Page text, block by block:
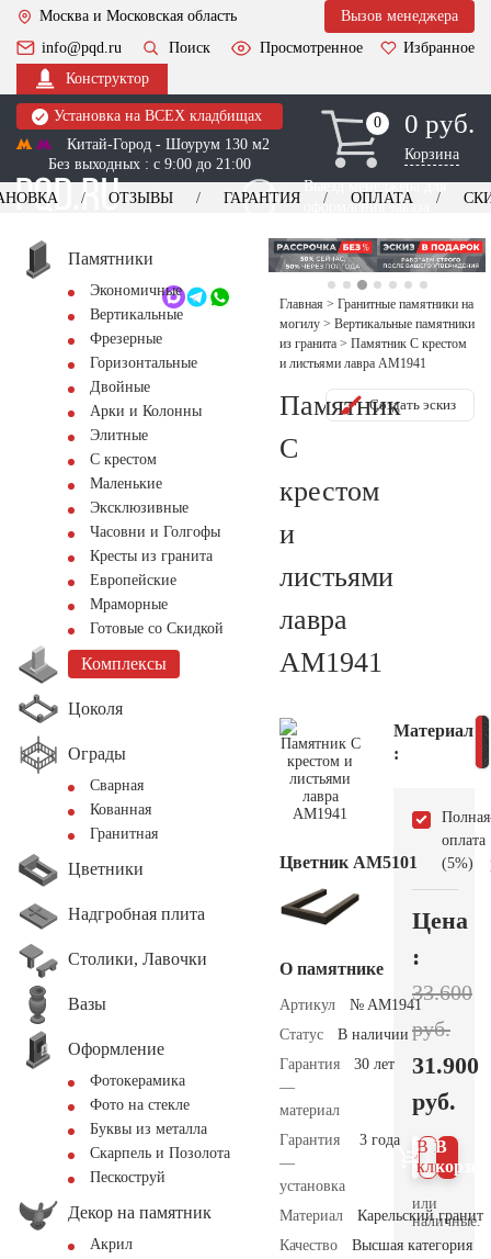
Москва и Московская область
Вызов менеджера
info@pqd.ru
Поиск Просмотренное
Избранное
Конструктор
Установка на ВСЕХ кладбищах
Китай-Город - Шоурум 130 м2
Без выходных : с 9:00 до 21:00
0
0 0 руб.
Корзина
Выезд менеджера для
оформления заказа
+7 (495) 518-44-23
Обратный звонок
ОТЗЫВЫ ГАРАНТИЯ ОПЛАТА
Памятники
Экономичные
Вертикальные
Фрезерные
Горизонтальные
Двойные
Арки и Колонны
Элитные
С крестом
Маленькие
Эксклюзивные
Часовни и Голгофы
Кресты из гранита
Европейские
Мраморные
Готовые со Скидкой
Комплексы
Цоколя
Ограды
Сварная
Кованная
Гранитная
Цветники
Надгробная плита
Столики, Лавочки
Вазы
Оформление
Фотокерамика
Фото на стекле
Буквы из металла
Скарпель и Позолота
Пескоструй
Декор на памятник
Акрил
Главная > Гранитные памятники на
могилу > Вертикальные памятники
из гранита > Памятник С крестом
и листьями лавра AM1941
Памятник
С
крестом
и
листьями
лавра
AM1941
Создать эскиз
Цветник АМ5101
О памятнике
Артикул
№ AM1941
Статус
В наличии
Гарантия
—
материал
30 лет
Гарантия
—
установка
3 года
Материал
Карельский гранит
Качество
Высшая категория
Материал
:
Полная
оплата
(5%)
Цена
:
33.600
руб.
31.900
руб.
В
В 1
клик
или
наличные.